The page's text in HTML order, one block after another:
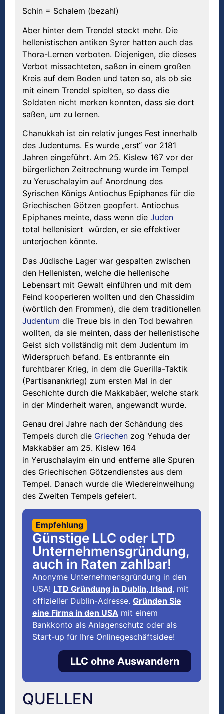
Schin = Schalem (bezahl)
Aber hinter dem Trendel steckt mehr. Die
hellenistischen antiken Syrer hatten auch das
Thora-Lernen verboten. Diejenigen, die dieses
Verbot missachteten, saßen in einem großen
Kreis auf dem Boden und taten so, als ob sie
mit einem Trendel spielten, so dass die
Soldaten nicht merken konnten, dass sie dort
saßen, um zu lernen.
Chanukkah ist ein relativ junges Fest innerhalb
des Judentums. Es wurde „erst“ vor 2181
Jahren eingeführt. Am 25. Kislew 167 vor der
bürgerlichen Zeitrechnung wurde im Tempel
zu Yeruschalayim auf Anordnung des
Syrischen Königs Antiochus Epiphanes für die
Griechischen Götzen geopfert. Antiochus
Epiphanes meinte, dass wenn die Juden
total hellenisiert würden, er sie effektiver
unterjochen könnte.
Das Jüdische Lager war gespalten zwischen
den Hellenisten, welche die hellenische
Lebensart mit Gewalt einführen und mit dem
Feind kooperieren wollten und den Chassidim
(wörtlich den Frommen), die dem traditionellen
Judentum die Treue bis in den Tod bewahren
wollten, da sie meinten, dass der hellenistische
Geist sich vollständig mit dem Judentum im
Widerspruch befand. Es entbrannte ein
furchtbarer Krieg, in dem die Guerilla-Taktik
(Partisanankrieg) zum ersten Mal in der
Geschichte durch die Makkabäer, welche stark
in der Minderheit waren, angewandt wurde.
Genau drei Jahre nach der Schändung des
Tempels durch die Griechen zog Yehuda der
Makkabäer am 25. Kislew 164
in Yeruschalayim ein und entferne alle Spuren
des Griechischen Götzendienstes aus dem
Tempel. Danach wurde die Wiedereinweihung
des Zweiten Tempels gefeiert.
Empfehlung
Günstige LLC oder LTD
Unternehmensgründung,
auch in Raten zahlbar!
Anonyme Unternehmensgründung in den
USA! LTD Gründung in Dublin, Irland, mit
offizieller Dublin-Adresse. Gründen Sie
eine Firma in den USA mit einem
Bankkonto als Anlagenschutz oder als
Start-up für Ihre Onlinegeschäftsidee!
LLC ohne Auswandern
QUELLEN